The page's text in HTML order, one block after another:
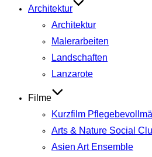
Architektur
Architektur
Malerarbeiten
Landschaften
Lanzarote
Filme
Kurzfilm
Arts & Nature Social
Asien Art Ensemble